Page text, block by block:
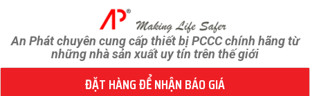
An Phát chuyên cung cấp thiết bị PCCC chính hãng từ
những nhà sản xuất uy tín trên thế giới
ĐẶT HÀNG ĐỂ NHẬN BÁO GIÁ